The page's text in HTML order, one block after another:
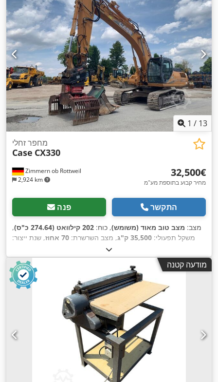
1 / 13
Zimmern ob Rottweil
2,924 km
מחפר זחלי
Case CX330
‏32,500 ‏€
מחיר קבוע בתוספת מע"מ
פנה התקשר
מצב: מצב טוב מאוד (משומש), כוח: 202 קילוואט (274.64 כ"ס)
,
משקל תפעולי: 35,500 ק"ג , מצב השרשרת: 70 אחוז
, שנת ייצור:
מיזוג אוויר
מודעה קטנה